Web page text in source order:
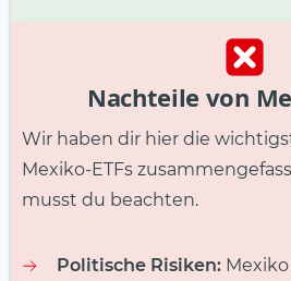
Nachteile von
Wir haben dir hier die
Mexiko-ETFs
musst du beachten.
Politische Risiken: